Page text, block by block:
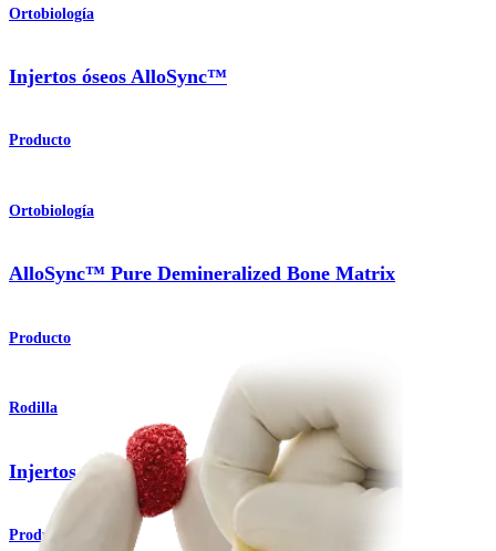
Ortobiología
Injertos óseos AlloSync™
Producto
Ortobiología
AlloSync™ Pure Demineralized Bone Matrix
Producto
Rodilla
Injertos óseos AlloSync™
Producto